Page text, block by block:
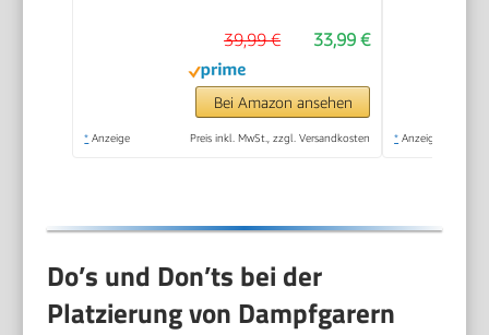
Deckel zum Garen von
Gemüse,
Meeresfrüchten,
Suppen, Eintöpfen
33,99 €
39,99 €
Bei Amazon ansehen
* Anzeige Preis inkl. MwSt., zzgl. Versandkosten * Anzeige
Do’s und Don’ts bei der
Platzierung von Dampfgarern